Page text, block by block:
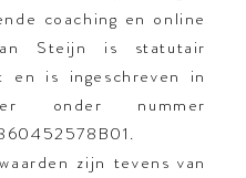
coaching en online
Steijn is statutair
en is ingeschreven in
onder nummer
zijn tevens van